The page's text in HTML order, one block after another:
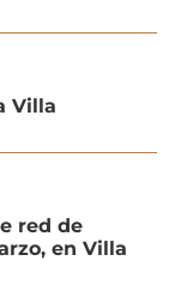
Villa
red de
en Villa